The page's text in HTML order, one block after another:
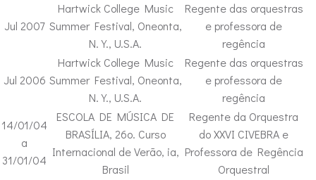
Jul 2007
Hartwick College Music
Summer Festival, Oneonta,
N.Y., U.S.A.
Regente das orquestras
e professora de
regência
Jul 2006
Hartwick College Music
Summer Festival, Oneonta,
N.Y., U.S.A.
Regente das orquestras
e professora de
regência
14/01/04
a
31/01/04
ESCOLA DE MÚSICA DE
BRASÍLIA, 26o. Curso
Internacional de Verão, ia,
Brasil
Regente da Orquestra
do XXVI CIVEBRA e
Professora de Regência
Orquestral